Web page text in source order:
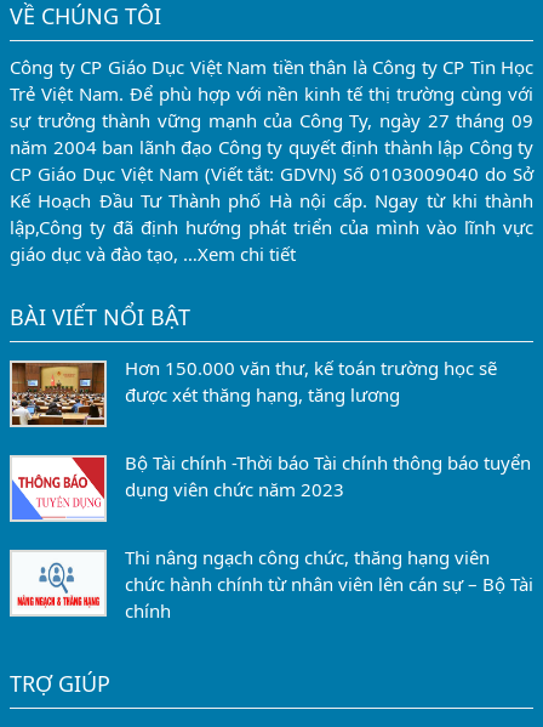
VỀ CHÚNG TÔI
Công ty CP Giáo Dục Việt Nam tiền thân là Công ty CP Tin Học
Trẻ Việt Nam. Để phù hợp với nền kinh tế thị trường cùng với
sự trưởng thành vững mạnh của Công Ty, ngày 27 tháng 09
năm 2004 ban lãnh đạo Công ty quyết định thành lập Công ty
CP Giáo Dục Việt Nam (Viết tắt: GDVN) Số 0103009040 do Sở
Kế Hoạch Đầu Tư Thành phố Hà nội cấp. Ngay từ khi thành
lập,Công ty đã định hướng phát triển của mình vào lĩnh vực
giáo dục và đào tạo, …Xem chi tiết
BÀI VIẾT NỔI BẬT
Hơn 150.000 văn thư, kế toán trường học sẽ
được xét thăng hạng, tăng lương
Bộ Tài chính -Thời báo Tài chính thông báo tuyển
dụng viên chức năm 2023
Thi nâng ngạch công chức, thăng hạng viên
chức hành chính từ nhân viên lên cán sự – Bộ Tài
chính
TRỢ GIÚP